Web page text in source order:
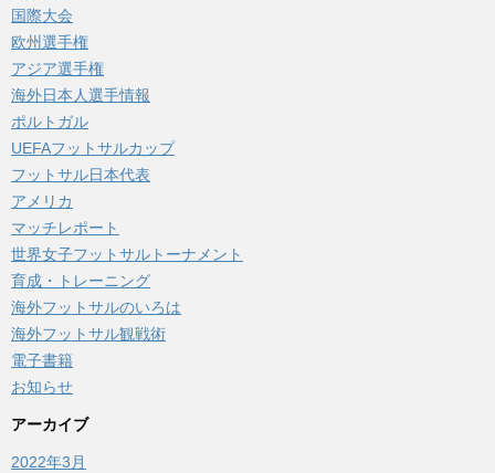
国際大会
欧州選手権
アジア選手権
海外日本人選手情報
ポルトガル
UEFAフットサルカップ
フットサル日本代表
アメリカ
マッチレポート
世界女子フットサルトーナメント
育成・トレーニング
海外フットサルのいろは
海外フットサル観戦術
電子書籍
お知らせ
アーカイブ
2022年3月